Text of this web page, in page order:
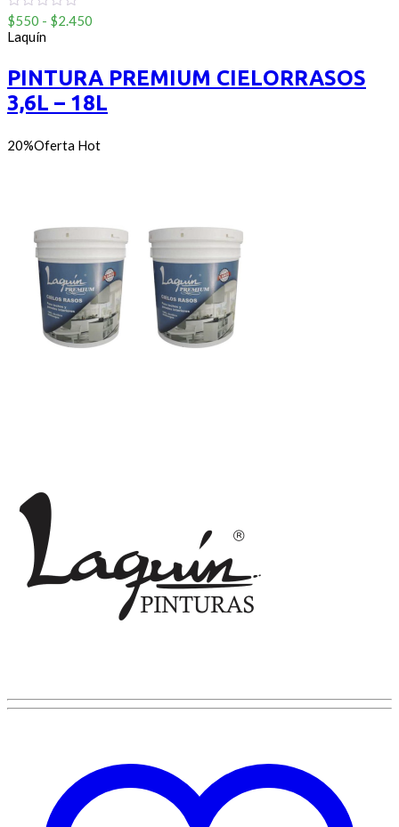
0
out
of
$550 - $2.450
desde
$550
hasta
$2.450
Laquín
PINTURA PREMIUM CIELORRASOS
3,6L – 18L
20%Oferta Hot